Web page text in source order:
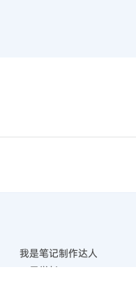
我是笔记制作达人
一果学长